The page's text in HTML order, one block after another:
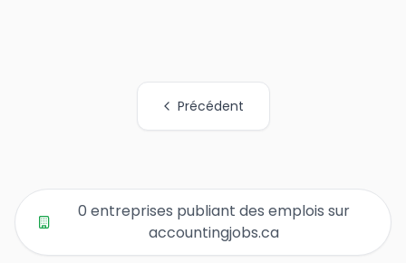
Précédent
0 entreprises publiant des emplois sur
accountingjobs.ca